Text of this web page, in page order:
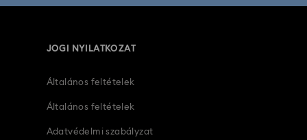
Ékszer- és karkötőórák
JOGI NYILATKOZAT
Általános feltételek
Általános feltételek
Adatvédelmi szabályzat